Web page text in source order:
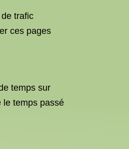
trafic
ces pages
temps sur
le temps passé